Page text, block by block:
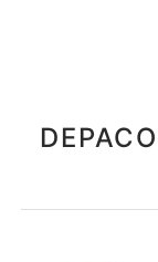
DEPACO